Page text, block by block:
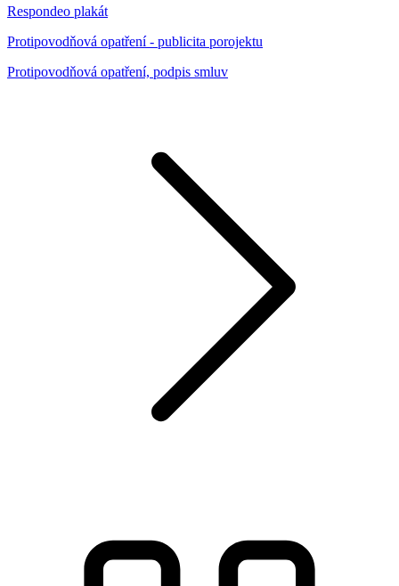
Respondeo plakát
Protipovodňová opatření - publicita porojektu
Protipovodňová opatření, podpis smluv